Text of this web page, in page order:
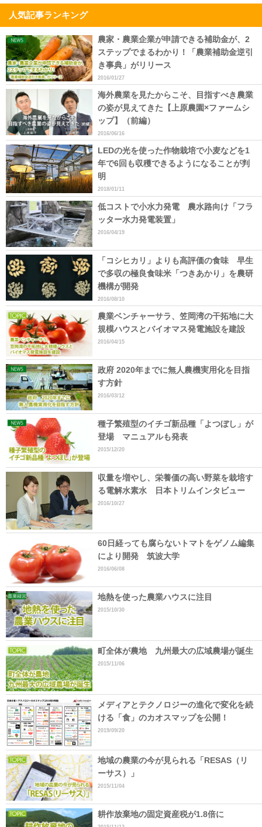
人気記事ランキング
農家・農業企業が申請できる補助金が、2
ステップでまるわかり！「農業補助金逆引
き事典」がリリース
2016/01/27
海外農業を見たからこそ、目指すべき農業
の姿が見えてきた【上原農園×ファームシ
ップ】（前編）
2016/06/16
LEDの光を使った作物栽培で小麦などを1
年で6回も収穫できるようになることが判
明
2018/01/11
低コストで小水力発電 農水路向け「フラ
ッター水力発電装置」
2016/04/19
「コシヒカリ」よりも高評価の食味 早生
で多収の極良食味米「つきあかり」を農研
機構が開発
2016/08/10
農業ベンチャーサラ、笠岡湾の干拓地に大
規模ハウスとバイオマス発電施設を建設
2016/04/15
政府 2020年までに無人農機実用化を目指
す方針
2016/03/12
種子繁殖型のイチゴ新品種「よつぼし」が
登場 マニュアルも発表
2015/12/20
収量を増やし、栄養価の高い野菜を栽培す
る電解水素水 日本トリムインタビュー
2016/10/27
60日経っても腐らないトマトをゲノム編集
により開発 筑波大学
2016/06/08
地熱を使った農業ハウスに注目
2015/10/30
町全体が農地 九州最大の広域農場が誕生
2015/11/06
メディアとテクノロジーの進化で変化を続
ける「食」のカオスマップを公開！
2019/09/20
地域の農業の今が見られる「RESAS（リ
ーサス）」
2015/11/04
耕作放棄地の固定資産税が1.8倍に